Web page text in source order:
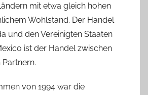
mit etwa gleich hohen
Wohlstand. Der Handel
und den Vereinigten Staaten
ist der Handel zwischen
von 1994 war die